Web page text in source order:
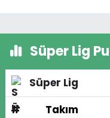
Süper Lig
Süper Lig
#
Takım